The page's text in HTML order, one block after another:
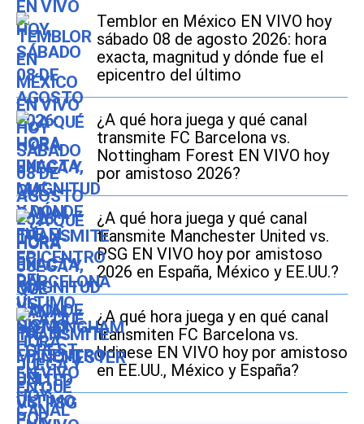
Temblor en México EN VIVO hoy
sábado 08 de agosto 2026: hora
exacta, magnitud y dónde fue el
epicentro del último
¿A qué hora juega y qué canal
transmite FC Barcelona vs.
Nottingham Forest EN VIVO hoy
por amistoso 2026?
¿A qué hora juega y qué canal
transmite Manchester United vs.
PSG EN VIVO hoy por amistoso
2026 en España, México y EE.UU.?
¿A qué hora juega y en qué canal
transmiten FC Barcelona vs.
Udinese EN VIVO hoy por amistoso
en EE.UU., México y España?